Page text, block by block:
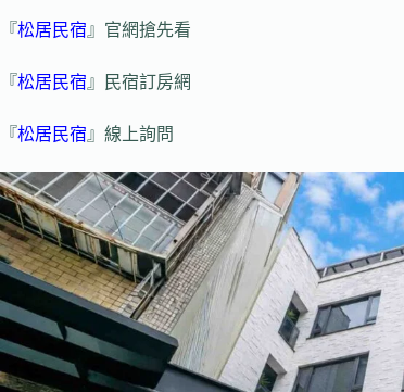
『松居民宿 』官網搶先看
『松居民宿 』民宿訂房網
『松居民宿 』線上詢問